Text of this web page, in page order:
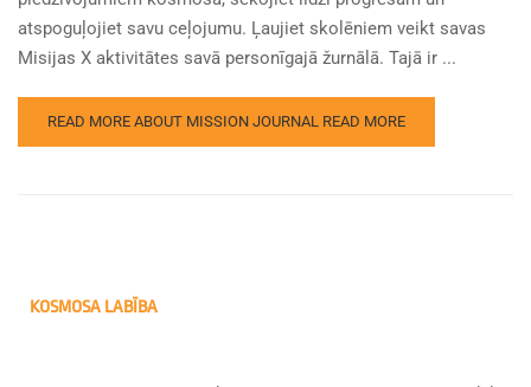
atspoguļojiet savu ceļojumu. Ļaujiet skolēniem veikt savas
Misijas X aktivitātes savā personīgajā žurnālā. Tajā ir ...
READ MORE ABOUT MISSION JOURNAL READ MORE
KOSMOSA LABĪBA